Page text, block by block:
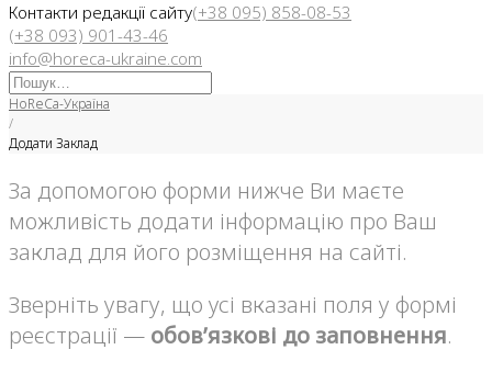
Контакти редакції сайту(+38 095) 858-08-53
(+38 093) 901-43-46
info@horeca-ukraine.com
Искать:
HoReCa-Україна
/
Додати Заклад
Додати
Заклад
За допомогою форми нижче Ви маєте
можливість додати інформацію про Ваш
заклад для його розміщення на сайті.
Зверніть увагу, що усі вказані поля у формі
реєстрації — обов’язкові до заповнення.